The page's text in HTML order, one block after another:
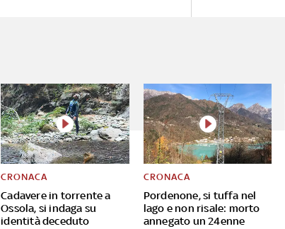
Cadavere in torrente a
Ossola, si indaga su
identità deceduto
CRONACA
Pordenone, si tuffa nel
lago e non risale: morto
annegato un 24enne
CRONACA